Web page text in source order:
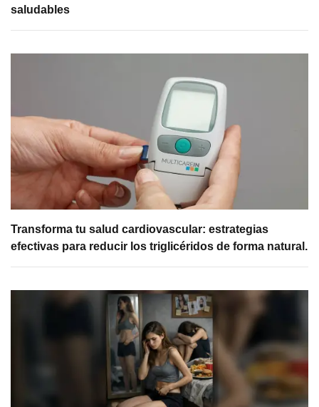
saludables
Transforma tu salud cardiovascular: estrategias
efectivas para reducir los triglicéridos de forma natural.